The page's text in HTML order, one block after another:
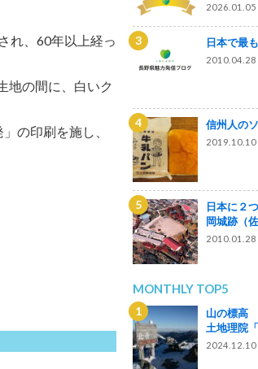
れ、60年以上経っ
地の間に、白いク
の印刷を施し、
2026.01.05
日本で最
2010.04.28
信州人の
2019.10.10
日本に２
岡城跡（佐
2010.01.28
MONTHLY TOP5
山の標高
土地理院
2024.12.10